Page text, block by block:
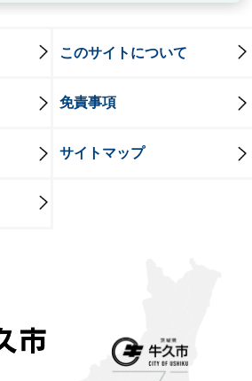
このサイトについて
免責事項
サイトマップ